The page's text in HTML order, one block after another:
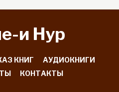
и Hyp
КНИГ
АУДИОКНИГИ
КОНТАКТЫ